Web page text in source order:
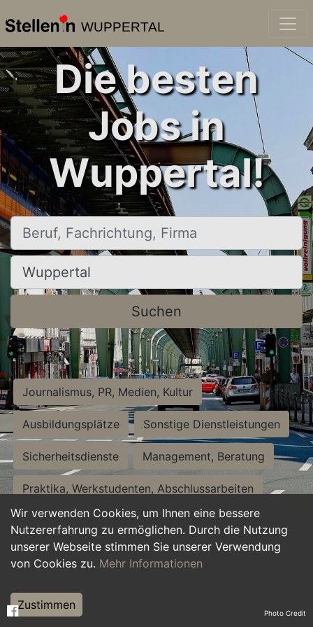
WUPPERTAL
Wir verwenden Cookies, um Ihnen eine bessere
Nutzererfahrung zu ermöglichen. Durch die Nutzung
unserer Webseite stimmen Sie unserer Verwendung
von Cookies zu. Mehr Informationen
Zustimmen
Die besten
Jobs in
Wuppertal!
Beruf, Fachrichtung, Firma
Ort, Stadt
Suchen
Journalismus, PR, Medien, Kultur
Ausbildungsplätze Sonstige Dienstleistungen
Sicherheitsdienste Management, Beratung
Praktika, Werkstudenten, Abschlussarbeiten
Personalwesen Assistenz, Sekretariat
Hilfskräfte, Aushilfs- und Nebenjobs
Weiterbildung, Studium, duale Ausbildung Photo Credit